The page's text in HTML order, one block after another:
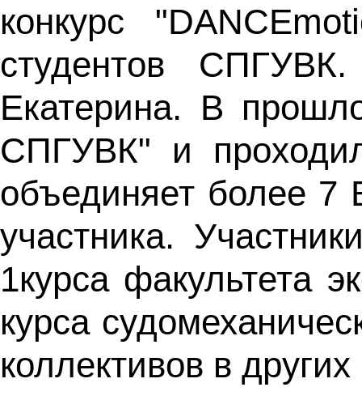
конкурс
студентов
Екатерина. В
СПГУВК" и
объединяет более 7
участника.
1курса факультета
курса
коллективов в